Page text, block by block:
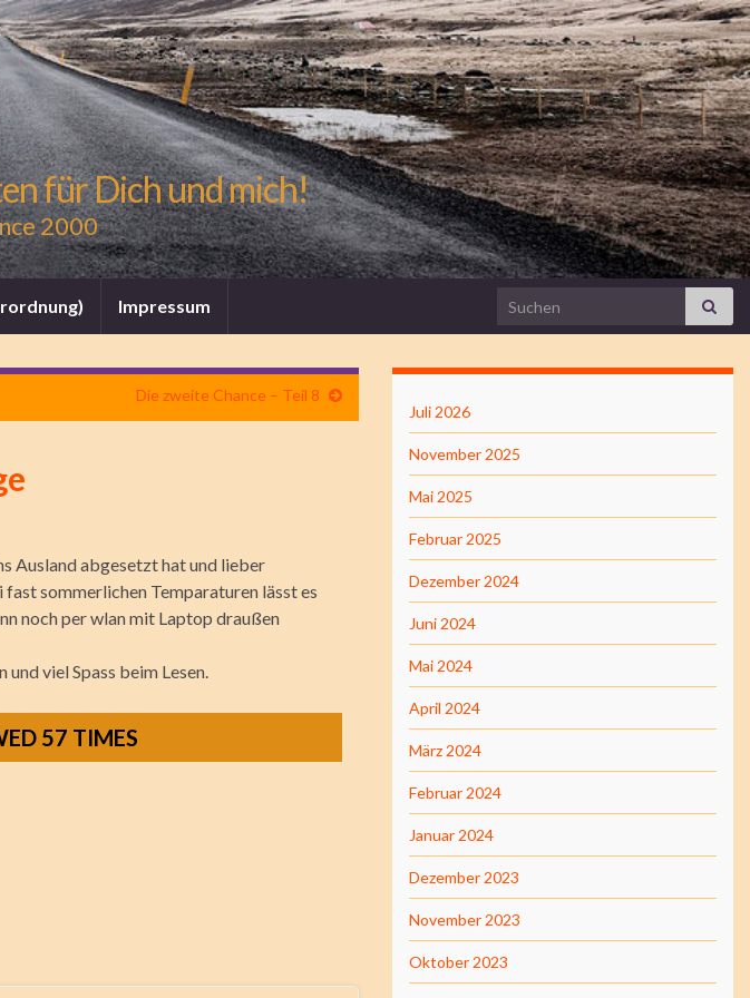
für Dich und mich!
2000
Impressum Search for:
Die zweite Chance – Teil 8
Ausland abgesetzt hat und lieber
sommerlichen Temparaturen lässt es
noch per wlan mit Laptop draußen
viel Spass beim Lesen.
57 TIMES
Juli 2026
November 2025
Mai 2025
Februar 2025
Dezember 2024
Juni 2024
Mai 2024
April 2024
März 2024
Februar 2024
Januar 2024
Dezember 2023
November 2023
Oktober 2023